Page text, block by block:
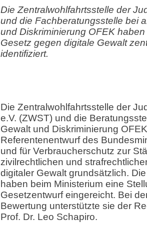
Die Zentralwohlfahrtsstelle der
und die Fachberatungsstelle bei
und Diskriminierung OFEK
Gesetz gegen digitale Gewalt
identifiziert.
Die Zentralwohlfahrtsstelle der
e.V. (ZWST) und die
Gewalt und Diskriminierung
Referentenentwurf des
und für Verbraucherschutz zur
zivilrechtlichen und
digitaler Gewalt grundsätzlich.
haben beim Ministerium eine
Gesetzentwurf eingereicht. Bei
Bewertung unterstützte sie der
Prof. Dr. Leo Schapiro.